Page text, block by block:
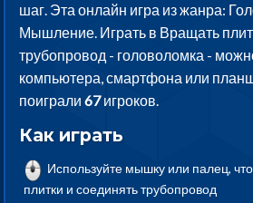
шаг. Эта онлайн игра из жанра:
Мышление. Играть в Вращать
трубопровод - головоломка -
компьютера, смартфона или
поиграли67игроков.
Как играть
Используйте мышку или палец,
плитки и соединять трубопровод